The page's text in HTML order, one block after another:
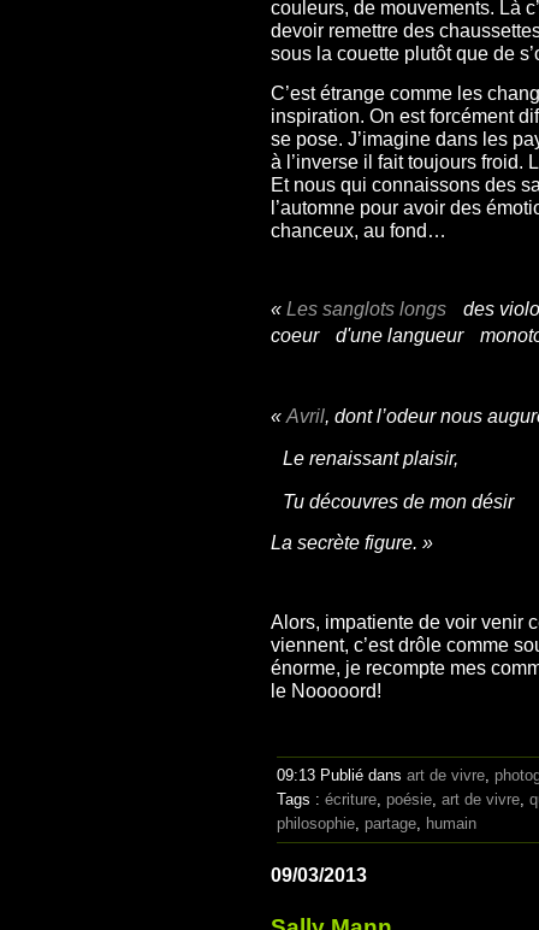
couleurs, de mouvements. Là
devoir remettre des
sous la couette plutôt que de
C’est étrange comme les
inspiration. On est forcément
se pose. J’imagine dans les
à l’inverse il fait toujours froid.
Et nous qui connaissons des
l’automne pour avoir des
chanceux, au fond…
« Les sanglots longs
des
coeur d'une langueur
« Avril, dont l’odeur nous
Le renaissant plaisir,
Tu découvres de mon désir
La secrète figure. »
Alors, impatiente de voir venir
viennent, c’est drôle comme
énorme, je recompte mes
le Nooooord!
09:13 Publié dans art de vivre
Tags : écriture poésie art de vivre
philosophie partage humain
09/03/2013